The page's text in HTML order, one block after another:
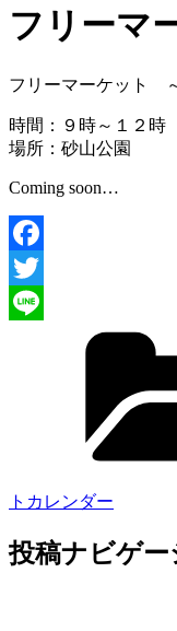
フリーマ
フリーマーケット
時間：９時～１２時
場所：砂山公園
Coming soon…
Facebook
Twitter
トカレンダー
投稿ナビゲー